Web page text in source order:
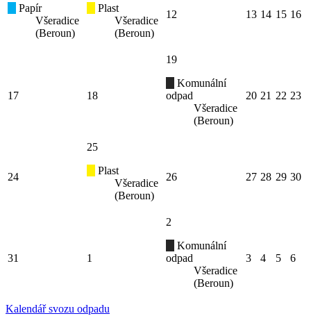
Papír
Všeradice
(Beroun)
Plast
Všeradice
(Beroun)
12 13 14 15 16
17 18
19
Komunální
odpad
Všeradice
(Beroun)
20 21 22 23
24
25
Plast
Všeradice
(Beroun)
26 27 28 29 30
31 1
2
Komunální
odpad
Všeradice
(Beroun)
3 4 5 6
Kalendář svozu odpadu